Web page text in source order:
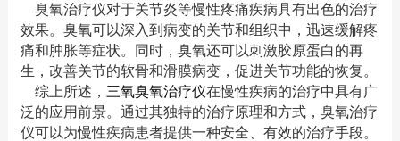
臭氧治疗仪对于关节炎等慢性疼痛疾病具有出色的治疗
效果。臭氧可以深入到病变的关节和组织中，迅速缓解疼
痛和肿胀等症状。同时，臭氧还可以刺激胶原蛋白的再
生，改善关节的软骨和滑膜病变，促进关节功能的恢复。
综上所述， 三氧臭氧治疗仪在慢性疾病的治疗中具有广
泛的应用前景。通过其独特的治疗原理和方式，臭氧治疗
仪可以为慢性疾病患者提供一种安全、有效的治疗手段。